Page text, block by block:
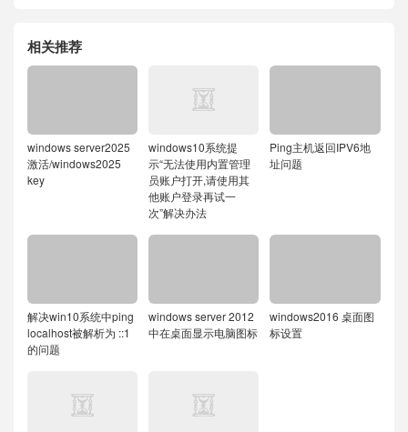
相关推荐
windows server2025
激活/windows2025
key
windows10系统提
示“无法使用内置管理
员账户打开,请使用其
他账户登录再试一
次”解决办法
Ping主机返回IPV6地
址问题
解决win10系统中ping
localhost被解析为 ::1
的问题
windows server 2012
中在桌面显示电脑图标
windows2016 桌面图
标设置